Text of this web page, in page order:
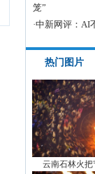
笼”
·中新网评：AI
热门图片
云南石林火把